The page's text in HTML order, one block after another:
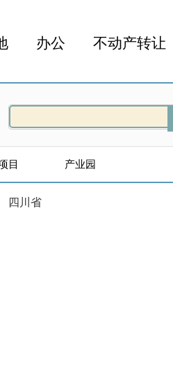
办公 不动产转让
目 产业园
四川省